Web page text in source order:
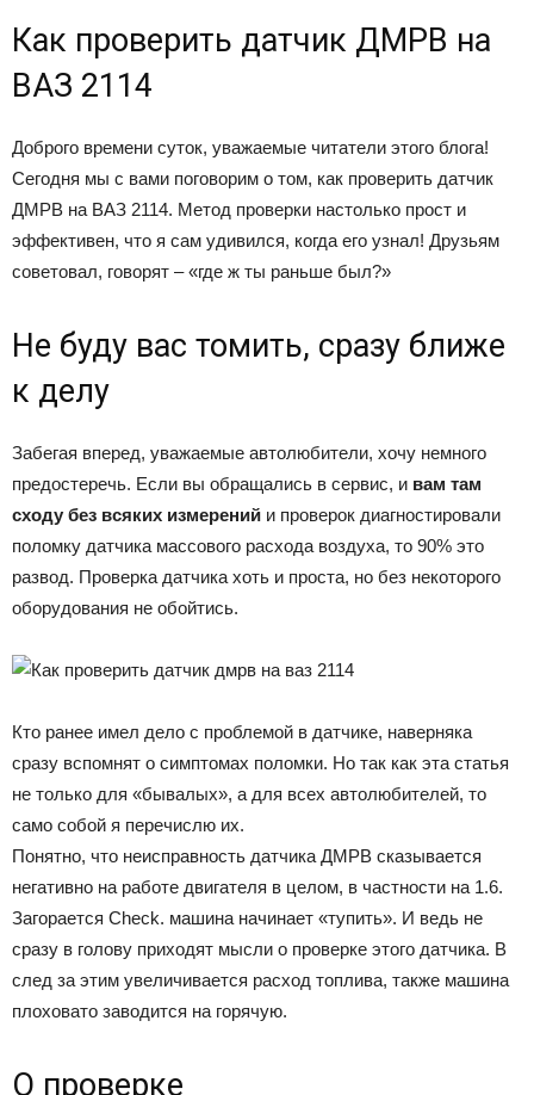
Как проверить датчик ДМРВ на
ВАЗ 2114
Доброго времени суток, уважаемые читатели этого блога!
Сегодня мы с вами поговорим о том, как проверить датчик
ДМРВ на ВАЗ 2114. Метод проверки настолько прост и
эффективен, что я сам удивился, когда его узнал! Друзьям
советовал, говорят – «где ж ты раньше был?»
Не буду вас томить, сразу ближе
к делу
Забегая вперед, уважаемые автолюбители, хочу немного
предостеречь. Если вы обращались в сервис, и вам там
сходу без всяких измерений и проверок диагностировали
поломку датчика массового расхода воздуха, то 90% это
развод. Проверка датчика хоть и проста, но без некоторого
оборудования не обойтись.
Кто ранее имел дело с проблемой в датчике, наверняка
сразу вспомнят о симптомах поломки. Но так как эта статья
не только для «бывалых», а для всех автолюбителей, то
само собой я перечислю их.
Понятно, что неисправность датчика ДМРВ сказывается
негативно на работе двигателя в целом, в частности на 1.6.
Загорается Check. машина начинает «тупить». И ведь не
сразу в голову приходят мысли о проверке этого датчика. В
след за этим увеличивается расход топлива, также машина
плоховато заводится на горячую.
О проверке